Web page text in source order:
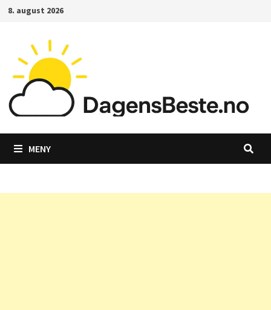
Gå8. august 2026
MENY